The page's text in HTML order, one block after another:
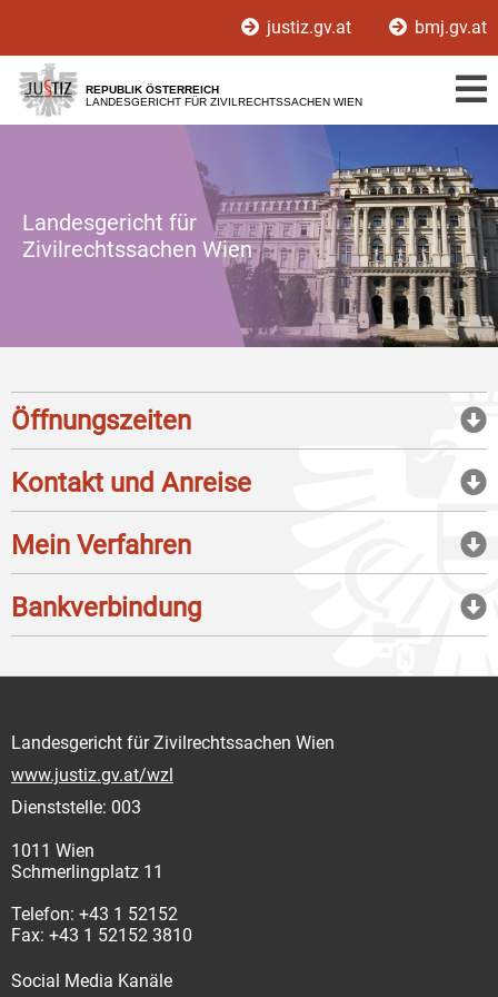
[1]
[2]
justiz.gv.at bmj.gv.at
REPUBLIK ÖSTERREICH
LANDESGERICHT FÜR ZIVILRECHTSSACHEN WIEN
Landesgericht für
Zivilrechtssachen Wien
Öffnungszeiten
Kontakt und Anreise
Mein Verfahren
Bankverbindung
Landesgericht für Zivilrechtssachen Wien
www.justiz.gv.at/wzl
Dienststelle: 003
1011 Wien
Schmerlingplatz 11
Telefon: +43 1 52152
Fax: +43 1 52152 3810
Social Media Kanäle